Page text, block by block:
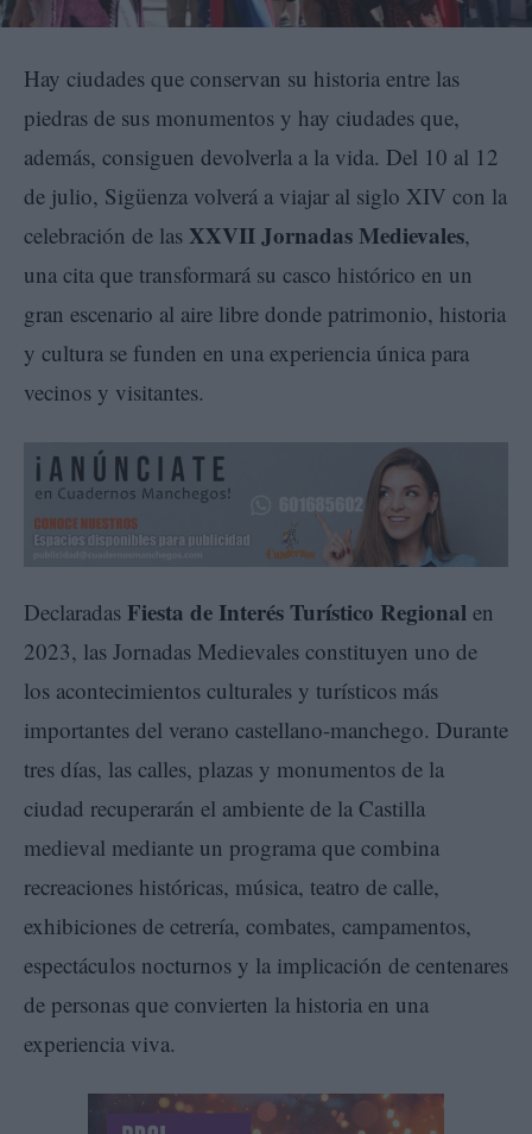
Hay ciudades que conservan su historia entre las
piedras de sus monumentos y hay ciudades que,
además, consiguen devolverla a la vida. Del 10 al 12
de julio, Sigüenza volverá a viajar al siglo XIV con la
celebración de las XXVII Jornadas Medievales,
una cita que transformará su casco histórico en un
gran escenario al aire libre donde patrimonio, historia
y cultura se funden en una experiencia única para
vecinos y visitantes.
Declaradas Fiesta de Interés Turístico Regional en
2023, las Jornadas Medievales constituyen uno de
los acontecimientos culturales y turísticos más
importantes del verano castellano-manchego. Durante
tres días, las calles, plazas y monumentos de la
ciudad recuperarán el ambiente de la Castilla
medieval mediante un programa que combina
recreaciones históricas, música, teatro de calle,
exhibiciones de cetrería, combates, campamentos,
espectáculos nocturnos y la implicación de centenares
de personas que convierten la historia en una
experiencia viva.